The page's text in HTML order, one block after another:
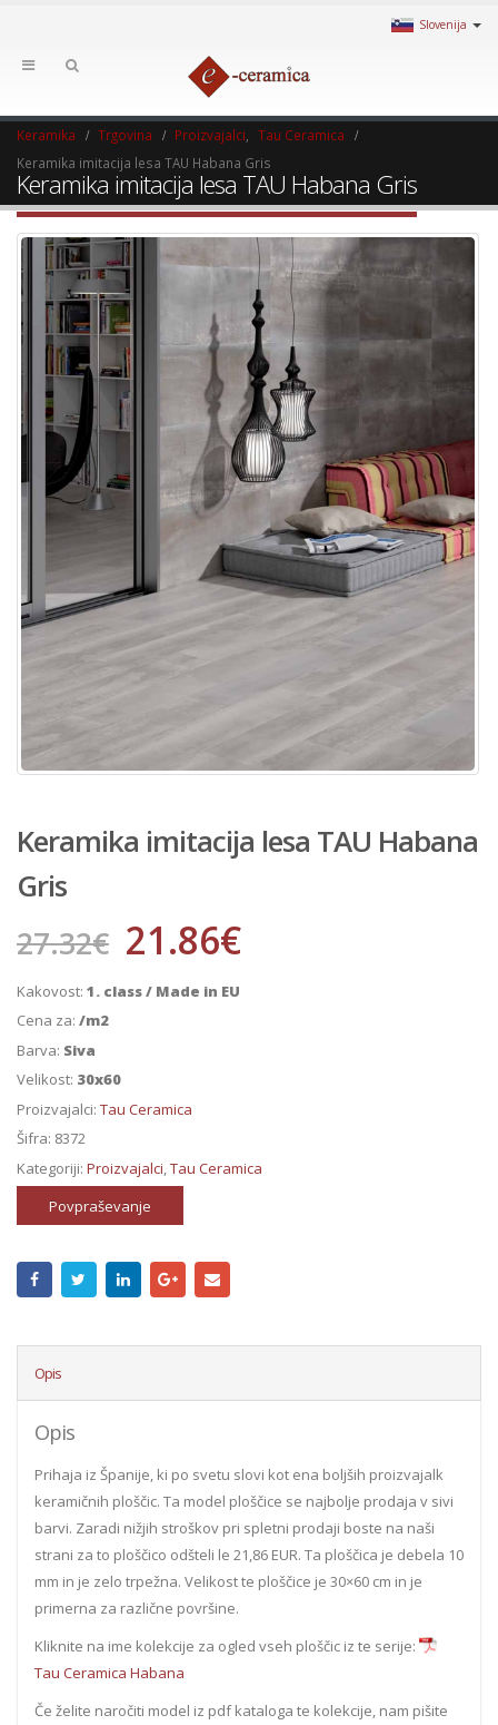
Slovenija
Keramika Trgovina Proizvajalci
Tau Ceramica
Keramika imitacija lesa TAU Habana Gris
Keramika imitacija lesa TAU Habana Gris
Keramika imitacija lesa TAU Habana
Gris
27.32€ 21.86€
Kakovost: 1. class / Made in EU
Cena za: /m2
Barva: Siva
Velikost: 30x60
Proizvajalci: Tau Ceramica
Šifra: 8372
Kategoriji: Proizvajalci Tau Ceramica
Povpraševanje
Opis
Opis
Prihaja iz Španije, ki po svetu slovi kot ena boljših proizvajalk
keramičnih ploščic. Ta model ploščice se najbolje prodaja v sivi
barvi. Zaradi nižjih stroškov pri spletni prodaji boste na naši
strani za to ploščico odšteli le 21,86 EUR. Ta ploščica je debela 10
mm in je zelo trpežna. Velikost te ploščice je 30×60 cm in je
primerna za različne površine.
Kliknite na ime kolekcije za ogled vseh ploščic iz te serije:
Tau Ceramica Habana
Če želite naročiti model iz pdf kataloga te kolekcije, nam pišite